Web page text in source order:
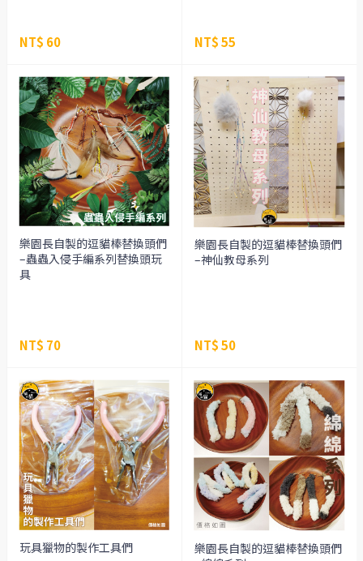
NT$ 60 NT$ 55
樂園長自製的逗貓棒替換頭們
–蟲蟲入侵手編系列替換頭玩
具
NT$ 70
樂園長自製的逗貓棒替換頭們
–神仙教母系列
NT$ 50
玩具獵物的製作工具們
樂園長自製的逗貓棒替換頭們